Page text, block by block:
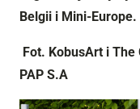
Belgii i Mini-Europe.
Fot. KobusArt i
PAP S.A